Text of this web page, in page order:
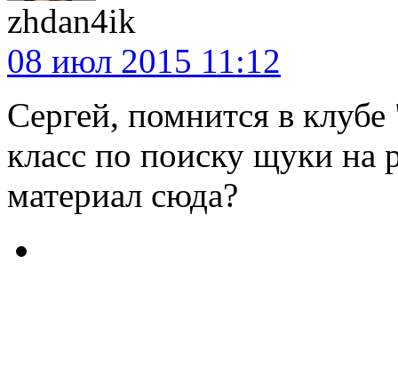
zhdan4ik
08 июл 2015 11:12
Сергей, помнится в
класс по поиску щуки на
материал сюда?